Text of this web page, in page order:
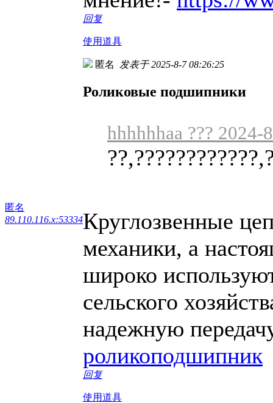
回复
使用道具
匿名
89.110.116.x:53334
匿名 发表于 2025-8-7 08:26:25
Роликовые подшипники
hhhhhhaa ??? 2024-
Круглозвенные
механики, а
широко
сельского
надежную
роликоподшипник
回复
使用道具